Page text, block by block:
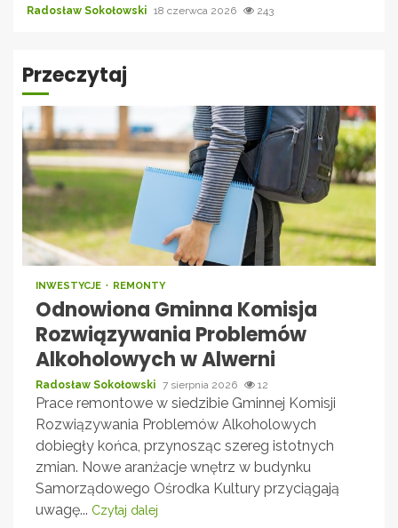
Radosław Sokołowski 18 czerwca 2026 243
Przeczytaj
INWESTYCJE REMONTY
Odnowiona Gminna Komisja
Rozwiązywania Problemów
Alkoholowych w Alwerni
Radosław Sokołowski 7 sierpnia 2026 12
Prace remontowe w siedzibie Gminnej Komisji
Rozwiązywania Problemów Alkoholowych
dobiegły końca, przynosząc szereg istotnych
zmian. Nowe aranżacje wnętrz w budynku
Samorządowego Ośrodka Kultury przyciągają
uwagę... Czytaj dalej